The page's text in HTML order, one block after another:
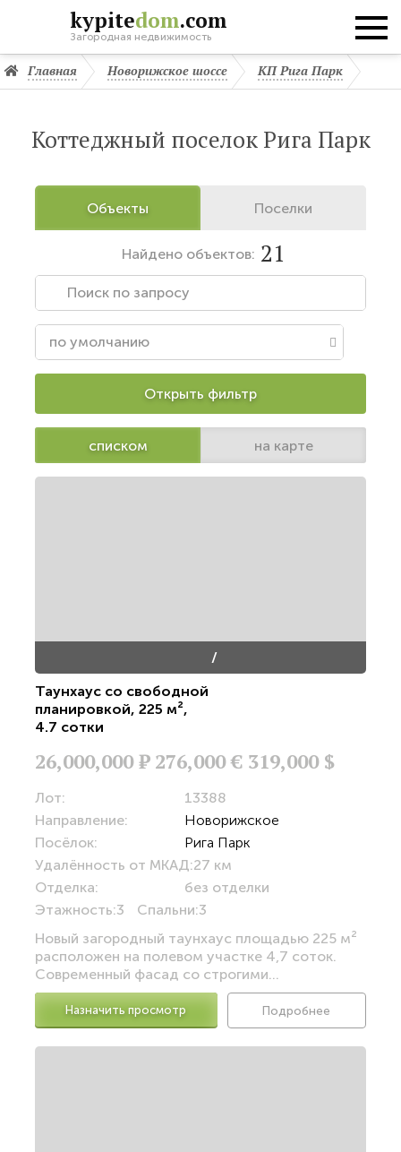
kypitedom.com
Загородная недвижимость
Главная Новорижское шоссе КП Рига Парк
Коттеджный поселок Рига Парк
Объекты Поселки
Найденообъектов: 21
Открыть фильтр
списком на карте
/
Таунхаус со свободной
планировкой, 225 м²,
4.7 сотки
26,000,000Р 276,000 € 319,000 $
Лот:
13388
Направление:
Новорижское
Посёлок:
Рига Парк
Удалённость от МКАД:27 км
Отделка:
без отделки
Этажность:3 Спальни:3
Новый загородный таунхаус площадью 225 м²
расположен на полевом участке 4,7 соток.
Современный фасад со строгими...
Назначить просмотр Подробнее